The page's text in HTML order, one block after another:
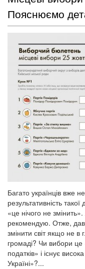
Пояснюємо
Багато українців вже
результативність
«це нічого не
рекомендую. Отже,
змінити світ якщо не в
громаді? Чи вибори це
податків» і існує
Україні»?...